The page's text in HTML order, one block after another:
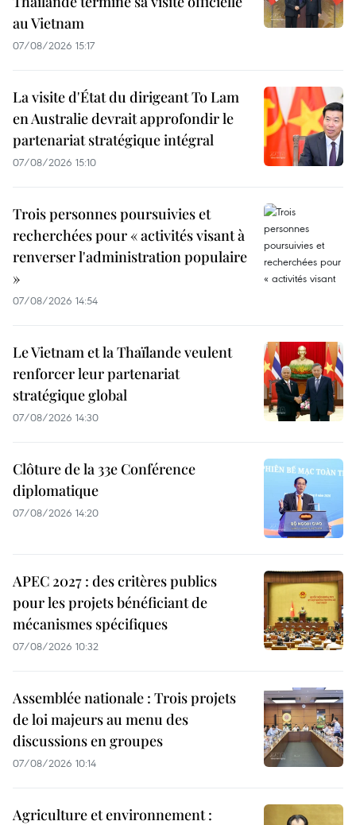
au Vietnam
07/08/2026 15:17
La visite d'État du dirigeant To Lam
en Australie devrait approfondir le
partenariat stratégique intégral
07/08/2026 15:10
Trois personnes poursuivies et
recherchées pour « activités visant à
renverser l'administration populaire
»
07/08/2026 14:54
Le Vietnam et la Thaïlande veulent
renforcer leur partenariat
stratégique global
07/08/2026 14:30
Clôture de la 33e Conférence
diplomatique
07/08/2026 14:20
APEC 2027 : des critères publics
pour les projets bénéficiant de
mécanismes spécifiques
07/08/2026 10:32
Assemblée nationale : Trois projets
de loi majeurs au menu des
discussions en groupes
07/08/2026 10:14
Agriculture et environnement :